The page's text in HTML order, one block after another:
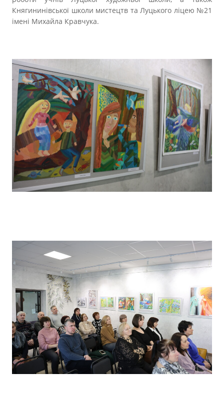
Княгининівської школи мистецтв та Луцького ліцею №21
імені Михайла Кравчука.